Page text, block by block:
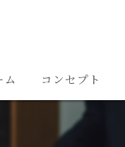
ム コンセプト